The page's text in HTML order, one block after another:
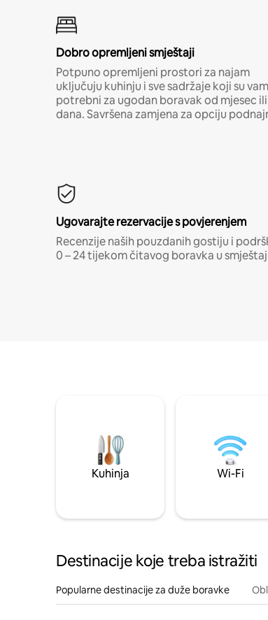
Dobro opremljeni smještaji
Potpuno opremljeni prostori za najam
uključuju kuhinju i sve sadržaje koji su vam
potrebni za ugodan boravak od mjesec
dana. Savršena zamjena za opciju
Ugovarajte rezervacije s povjerenjem
Recenzije naših pouzdanih gostiju i
0 – 24 tijekom čitavog boravka u
Kuhinja Wi-Fi
Destinacije koje treba istražiti
Popularne destinacije za duže boravke